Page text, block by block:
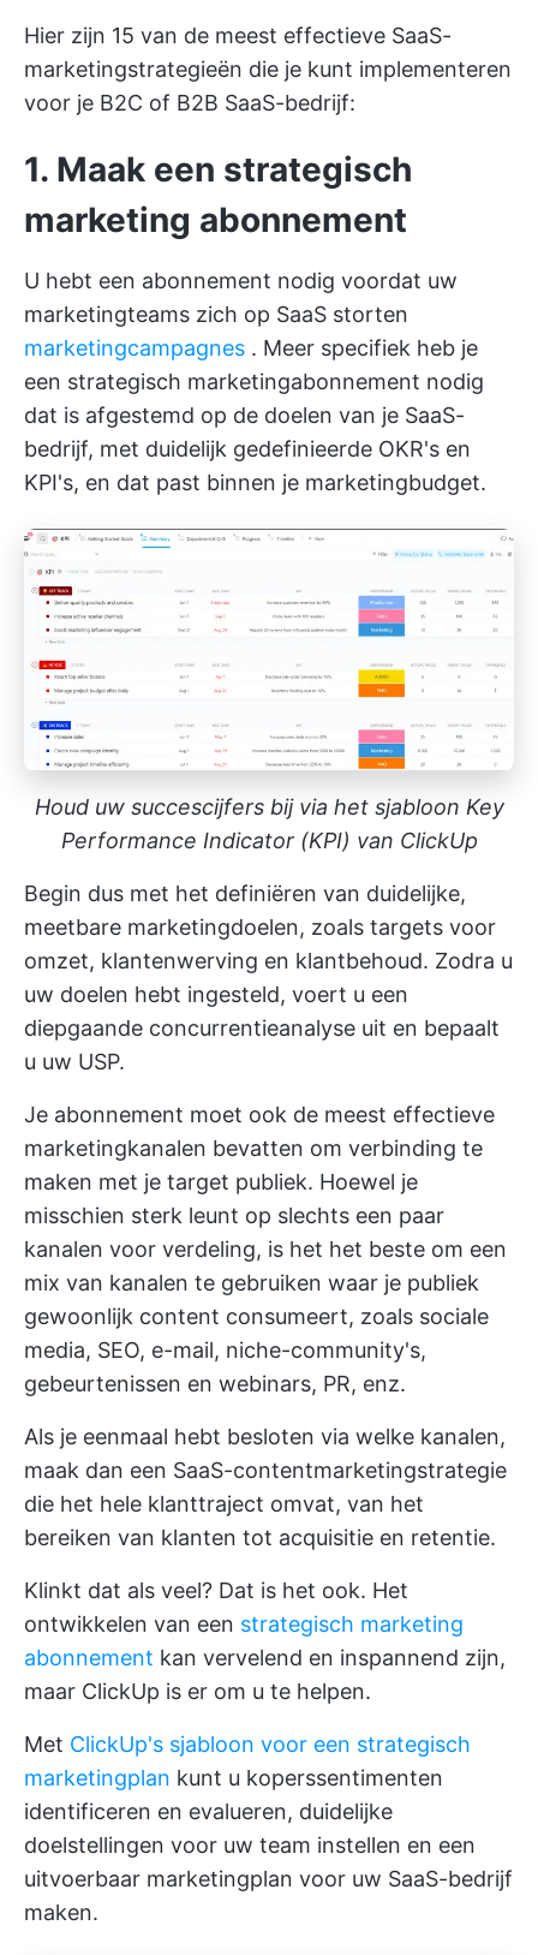
Hier zijn 15 van de meest effectieve SaaS-
marketingstrategieën die je kunt implementeren
voor je B2C of B2B SaaS-bedrijf:
1. Maak een strategisch
marketing abonnement
U hebt een abonnement nodig voordat uw
marketingteams zich op SaaS storten
marketingcampagnes . Meer specifiek heb je
een strategisch marketingabonnement nodig
dat is afgestemd op de doelen van je SaaS-
bedrijf, met duidelijk gedefinieerde OKR's en
KPI's, en dat past binnen je marketingbudget.
Houd uw succescijfers bij via het sjabloon Key
Performance Indicator (KPI) van ClickUp
Begin dus met het definiëren van duidelijke,
meetbare marketingdoelen, zoals targets voor
omzet, klantenwerving en klantbehoud. Zodra u
uw doelen hebt ingesteld, voert u een
diepgaande concurrentieanalyse uit en bepaalt
u uw USP.
Je abonnement moet ook de meest effectieve
marketingkanalen bevatten om verbinding te
maken met je target publiek. Hoewel je
misschien sterk leunt op slechts een paar
kanalen voor verdeling, is het het beste om een
mix van kanalen te gebruiken waar je publiek
gewoonlijk content consumeert, zoals sociale
media, SEO, e-mail, niche-community's,
gebeurtenissen en webinars, PR, enz.
Als je eenmaal hebt besloten via welke kanalen,
maak dan een SaaS-contentmarketingstrategie
die het hele klanttraject omvat, van het
bereiken van klanten tot acquisitie en retentie.
Klinkt dat als veel? Dat is het ook. Het
ontwikkelen van een strategisch marketing
abonnement kan vervelend en inspannend zijn,
maar ClickUp is er om u te helpen.
Met ClickUp's sjabloon voor een strategisch
marketingplan kunt u koperssentimenten
identificeren en evalueren, duidelijke
doelstellingen voor uw team instellen en een
uitvoerbaar marketingplan voor uw SaaS-bedrijf
maken.